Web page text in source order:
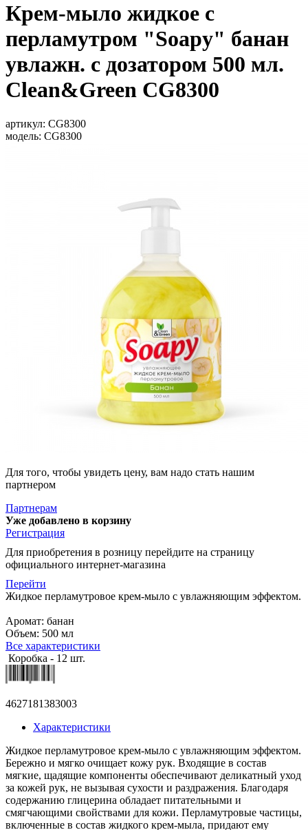
Крем-мыло жидкое с
перламутром "Soapy" банан
увлажн. с дозатором 500 мл.
Clean&Green CG8300
артикул: CG8300
модель: CG8300
Для того, чтобы увидеть цену, вам надо стать нашим
партнером
Партнерам
Уже добавлено в корзину
Регистрация
Для приобретения в розницу перейдите на страницу
официального интернет-магазина
Перейти
Жидкое перламутровое крем-мыло с увлажняющим эффектом.
Аромат: банан
Объем: 500 мл
Все характеристики
Коробка - 12 шт.
4627181383003
Характеристики
Жидкое перламутровое крем-мыло с увлажняющим эффектом.
Бережно и мягко очищает кожу рук. Входящие в состав
мягкие, щадящие компоненты обеспечивают деликатный уход
за кожей рук, не вызывая сухости и раздражения. Благодаря
содержанию глицерина обладает питательными и
смягчающими свойствами для кожи. Перламутровые частицы,
включенные в состав жидкого крем-мыла, придают ему